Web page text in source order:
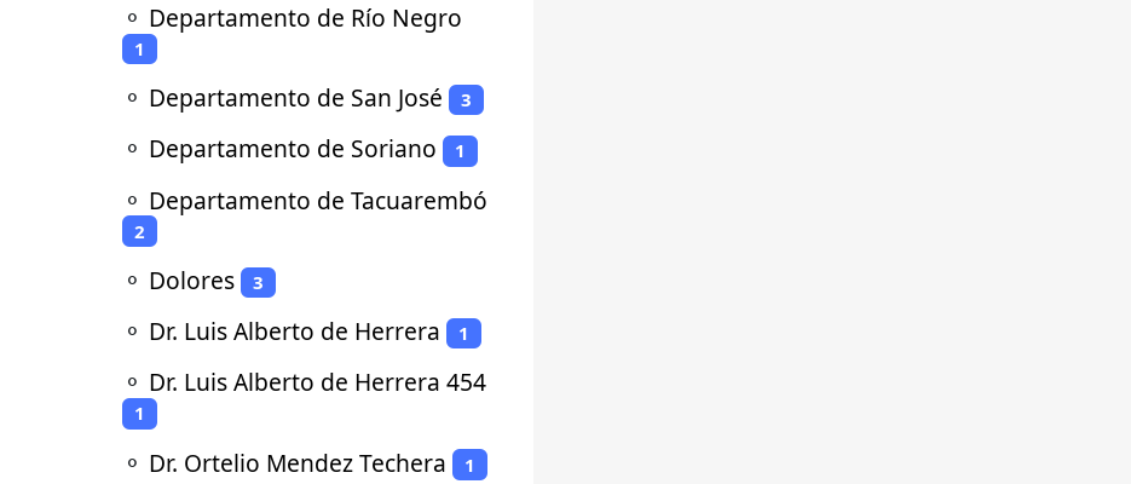
⚬ Departamento de Río Negro
1
⚬ Departamento de San José 3
⚬ Departamento de Soriano 1
⚬ Departamento de Tacuarembó
2
⚬ Dolores 3
⚬ Dr. Luis Alberto de Herrera 1
⚬ Dr. Luis Alberto de Herrera 454
1
⚬ Dr. Ortelio Mendez Techera 1